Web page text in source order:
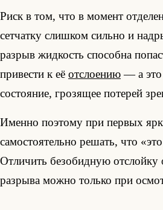
Риск в том, что в момент
сетчатку слишком сильно и
разрыв жидкость способна
привести к её отслоению— а это
состояние, грозящее потерей
Именно поэтому при первых
самостоятельно решать, что
Отличить безобидную отслойку
разрыва можно только при